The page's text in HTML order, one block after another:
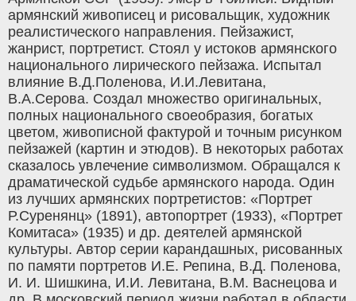
армянский живописец и рисовальщик, художник
реалистического направления. Пейзажист,
жанрист, портретист. Стоял у истоков армянского
национального лирического пейзажа. Испытал
влияние В.Д.Поленова, И.И.Левитана,
В.А.Серова. Создал множество оригинальных,
полных национального своеобразия, богатых
цветом, живописной фактурой и точным рисунком
пейзажей (картин и этюдов). В некоторых работах
сказалось увлечение символизмом. Обращался к
драматической судьбе армянского народа. Один
из лучших армянских портретистов: «Портрет
Р.Суренянц» (1891), автопортрет (1933), «Портрет
Комитаса» (1935) и др. деятелей армянской
культуры. Автор серии карандашных, рисованных
по памяти портретов И.Е. Репина, В.Д. Поленова,
И. И. Шишкина, И.И. Левитана, В.М. Васнецова и